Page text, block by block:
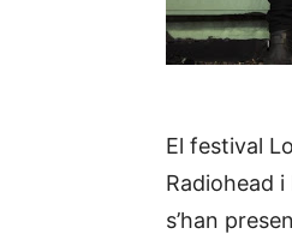
El festival
Radiohead
s’han